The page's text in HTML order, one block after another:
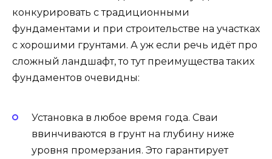
конкурировать с традиционными
фундаментами и при строительстве на участках
с хорошими грунтами. А уж если речь идёт про
сложный ландшафт, то тут преимущества таких
фундаментов очевидны:
Установка в любое время года. Сваи
ввинчиваются в грунт на глубину ниже
уровня промерзания. Это гарантирует